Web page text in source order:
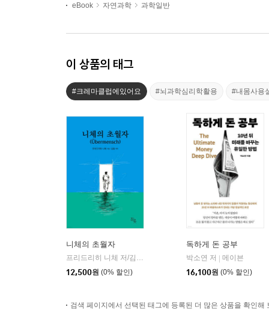
eBook 자연과학 과학일반
이 상품의 태그
#크레마클럽에있어요 #뇌과학심리학활용 #내몸사용
니체의 초월자
12,500원 (0% 할인)
독하게 돈 공부
박소연 저 | 메이븐
16,100원 (0% 할인)
검색 페이지에서 선택된 태그에 등록된 더 많은 상품을 확인해